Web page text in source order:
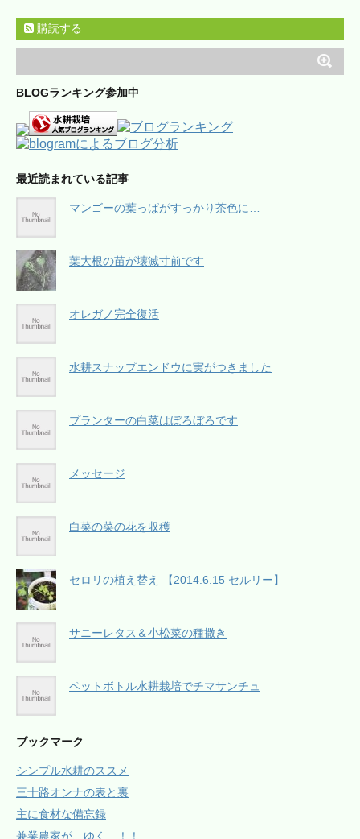
購読する
BLOGランキング参加中
最近読まれている記事
マンゴーの葉っぱがすっかり茶色に…
葉大根の苗が壊滅寸前です
オレガノ完全復活
水耕スナップエンドウに実がつきました
プランターの白菜はぼろぼろです
メッセージ
白菜の菜の花を収穫
セロリの植え替え 【2014.6.15 セルリー】
サニーレタス＆小松菜の種撒き
ペットボトル水耕栽培でチマサンチュ
ブックマーク
シンプル水耕のススメ
三十路オンナの表と裏
主に食材な備忘録
兼業農家が、ゆく ！！